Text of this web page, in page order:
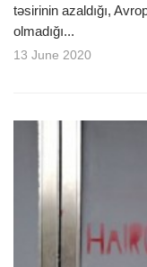
təsirinin azaldığı,
olmadığı...
13 June 2020